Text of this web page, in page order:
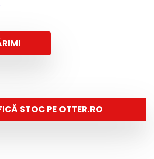
STOC PE OTTER.RO